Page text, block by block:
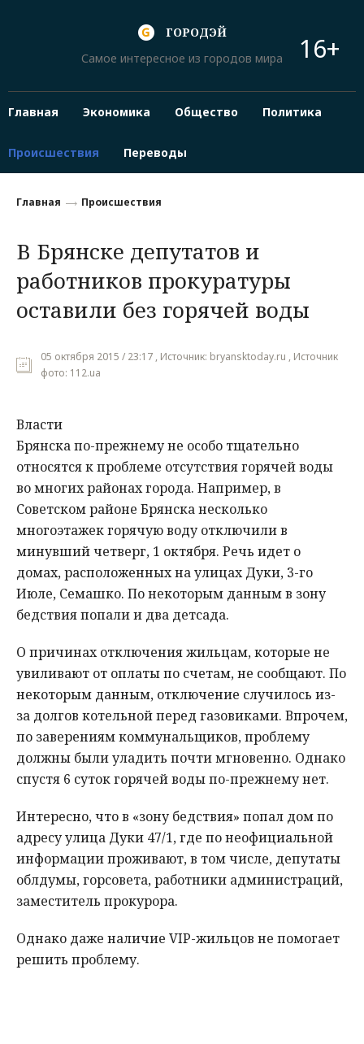
ГОРОДЭЙ
Самое интересное из городов мира
16+
Главная Экономика Общество Политика
Происшествия Переводы
Главная Происшествия
В Брянске депутатов и
работников прокуратуры
оставили без горячей воды
05 октября 2015 / 23:17 , Источник: bryansktoday.ru , Источник
фото: 112.ua
Власти
Брянска по-прежнему не особо тщательно
относятся к проблеме отсутствия горячей воды
во многих районах города. Например, в
Советском районе Брянска несколько
многоэтажек горячую воду отключили в
минувший четверг, 1 октября. Речь идет о
домах, расположенных на улицах Дуки, 3-го
Июле, Семашко. По некоторым данным в зону
бедствия попали и два детсада.
О причинах отключения жильцам, которые не
увиливают от оплаты по счетам, не сообщают. По
некоторым данным, отключение случилось из-
за долгов котельной перед газовиками. Впрочем,
по заверениям коммунальщиков, проблему
должны были уладить почти мгновенно. Однако
спустя 6 суток горячей воды по-прежнему нет.
Интересно, что в «зону бедствия» попал дом по
адресу улица Дуки 47/1, где по неофициальной
информации проживают, в том числе, депутаты
облдумы, горсовета, работники администраций,
заместитель прокурора.
Однако даже наличие VIP-жильцов не помогает
решить проблему.